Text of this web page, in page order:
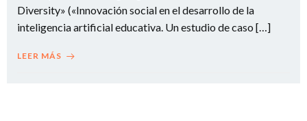
Diversity» («Innovación social en el desarrollo de la
inteligencia artificial educativa. Un estudio de caso […]
LEER MÁS